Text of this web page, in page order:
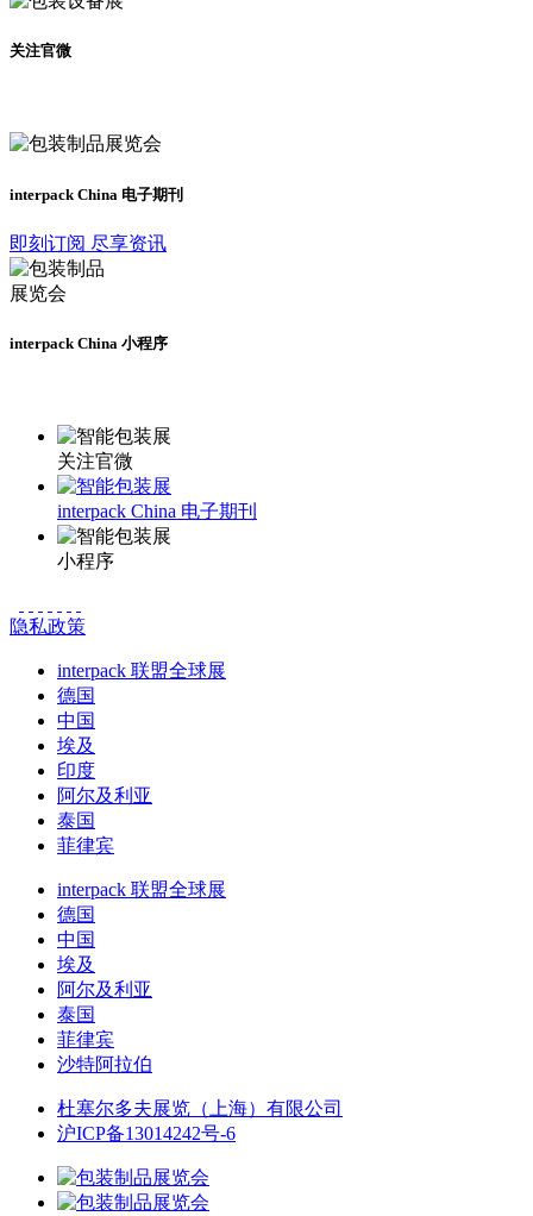
关注官微
interpack China 电子期刊
即刻订阅 尽享资讯
interpack China 小程序
关注官微
interpack China 电子期刊
小程序
隐私政策
interpack 联盟全球展
德国
中国
埃及
印度
阿尔及利亚
泰国
菲律宾
interpack 联盟全球展
德国
中国
埃及
阿尔及利亚
泰国
菲律宾
沙特阿拉伯
杜塞尔多夫展览（上海）有限公司
沪ICP备13014242号-6